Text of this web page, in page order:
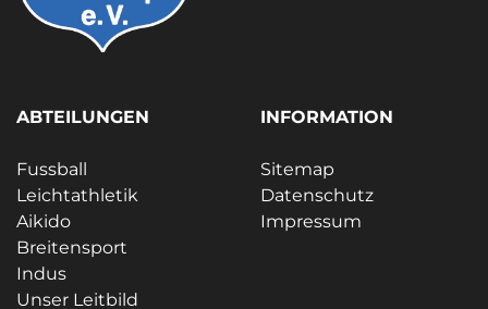
ABTEILUNGEN
Fussball
Leichtathletik
Aikido
Breitensport
Indus
Unser Leitbild
INFORMATION
Sitemap
Datenschutz
Impressum